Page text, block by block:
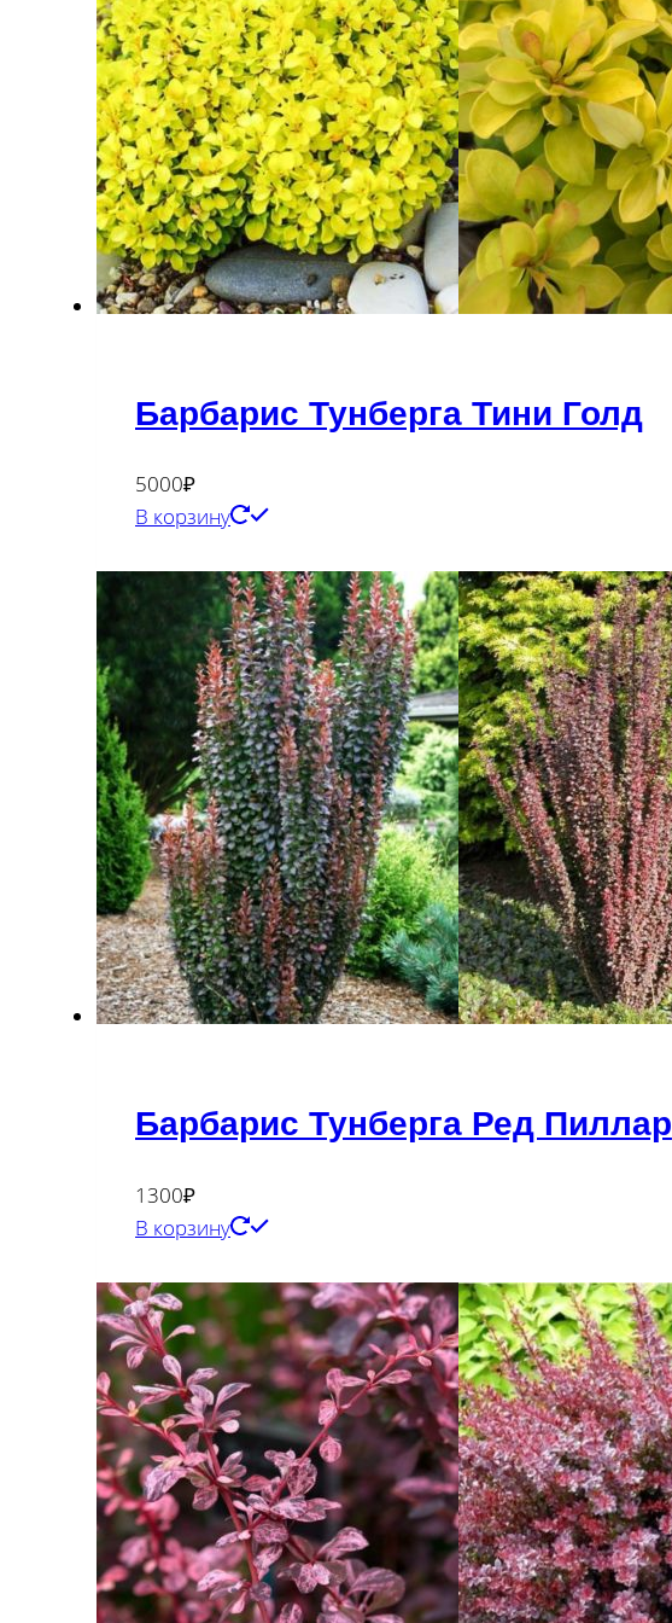
Барбарис Тунберга Тини Голд
5000₽
В корзину
Барбарис Тунберга Ред Пиллар
1300₽
В корзину